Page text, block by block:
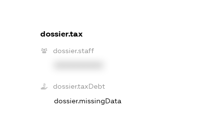
dossier.tax
dossier.staff
dossier.taxDebt
dossier.missingData